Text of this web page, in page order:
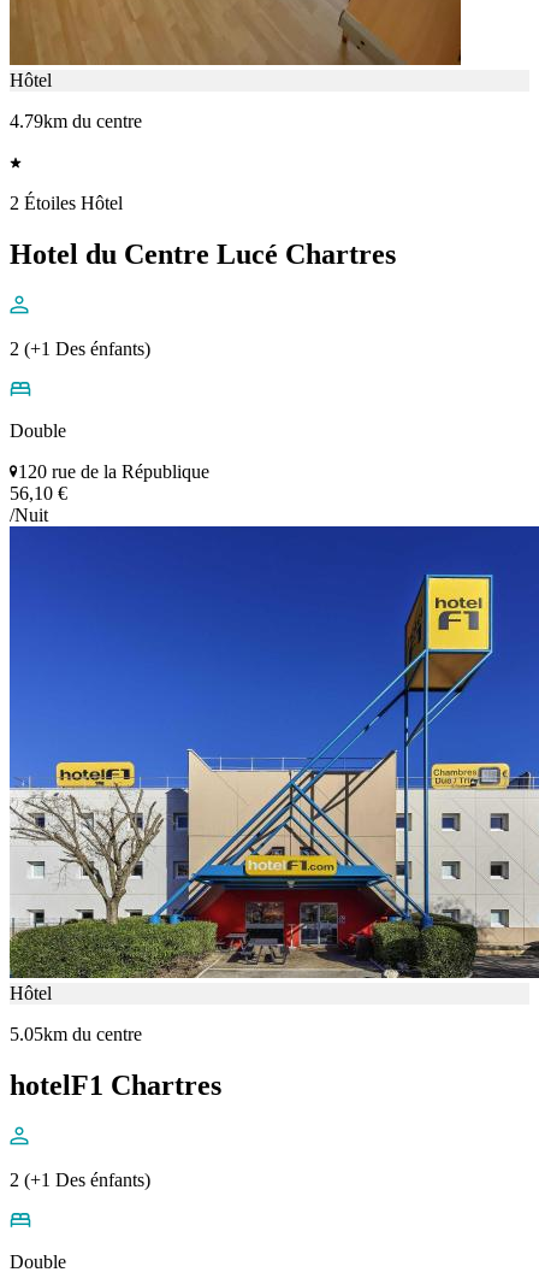
Hôtel
4.79km du centre
2 Étoiles Hôtel
Hotel du Centre Lucé Chartres
2 (+1 Des énfants)
Double
120 rue de la République
56,10 €
/Nuit
Hôtel
5.05km du centre
hotelF1 Chartres
2 (+1 Des énfants)
Double